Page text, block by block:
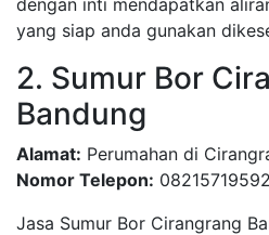
dengan inti mendapatkan
yang siap anda gunakan
2. Sumur Bor
Bandung
Alamat: Perumahan di
Nomor Telepon:
Jasa Sumur Bor Cirangrang